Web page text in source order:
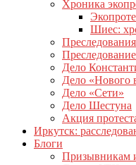
Хроника
Шиес:
Дело
Дело «Нового
Дело «Сети»
Дело Шестуна
Акция
Иркутск:
Блоги
Призывникам